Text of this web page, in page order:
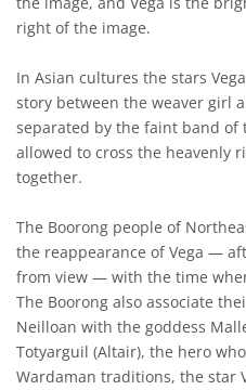
right of the image.
In Asian cultures the stars
story between the weaver girl
separated by the faint band of
allowed to cross the heavenly
together.
The Boorong people of
the reappearance of Vega —
from view — with the time
The Boorong also associate
Neilloan with the goddess
Totyarguil (Altair), the hero
Wardaman traditions, the star